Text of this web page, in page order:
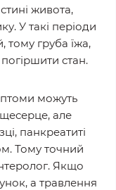
живота,
У такі періоди
тому груба їжа,
стан.
можуть
але
панкреатиті
Тому точний
Якщо
а травлення